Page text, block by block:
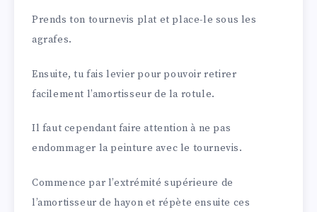
Prends ton tournevis plat et place-le sous les
agrafes.
Ensuite, tu fais levier pour pouvoir retirer
facilement l’amortisseur de la rotule.
Il faut cependant faire attention à ne pas
endommager la peinture avec le tournevis.
Commence par l’extrémité supérieure de
l’amortisseur de hayon et répète ensuite ces